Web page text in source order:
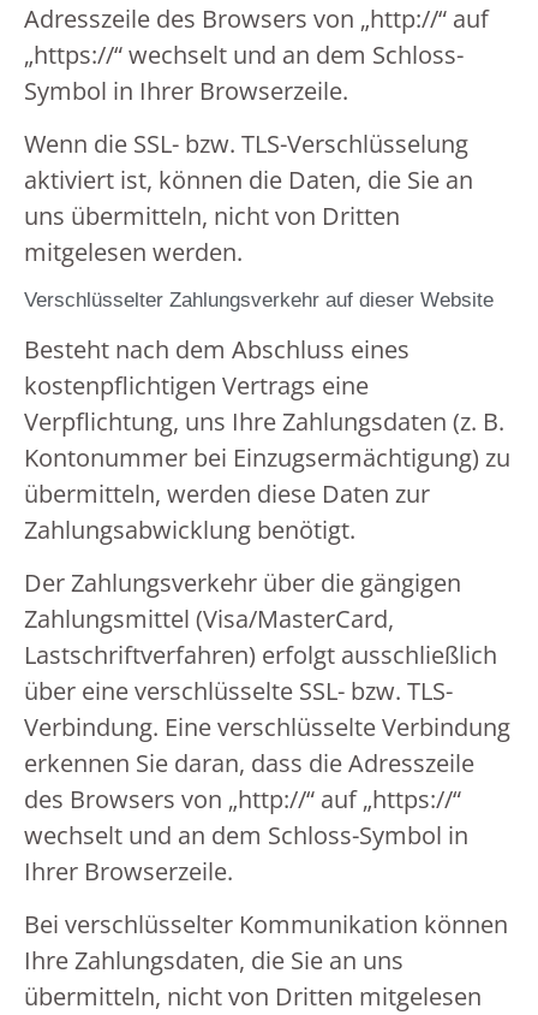
Adresszeile des Browsers von „http://“ auf
„https://“ wechselt und an dem Schloss-
Symbol in Ihrer Browserzeile.
Wenn die SSL- bzw. TLS-Verschlüsselung
aktiviert ist, können die Daten, die Sie an
uns übermitteln, nicht von Dritten
mitgelesen werden.
Verschlüsselter Zahlungsverkehr auf dieser Website
Besteht nach dem Abschluss eines
kostenpflichtigen Vertrags eine
Verpflichtung, uns Ihre Zahlungsdaten (z. B.
Kontonummer bei Einzugsermächtigung) zu
übermitteln, werden diese Daten zur
Zahlungsabwicklung benötigt.
Der Zahlungsverkehr über die gängigen
Zahlungsmittel (Visa/MasterCard,
Lastschriftverfahren) erfolgt ausschließlich
über eine verschlüsselte SSL- bzw. TLS-
Verbindung. Eine verschlüsselte Verbindung
erkennen Sie daran, dass die Adresszeile
des Browsers von „http://“ auf „https://“
wechselt und an dem Schloss-Symbol in
Ihrer Browserzeile.
Bei verschlüsselter Kommunikation können
Ihre Zahlungsdaten, die Sie an uns
übermitteln, nicht von Dritten mitgelesen